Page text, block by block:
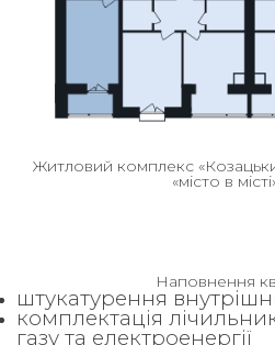
Житловий комплекс
«місто в
Наповнення
штукатурення
комплектація
газу та електроенергії